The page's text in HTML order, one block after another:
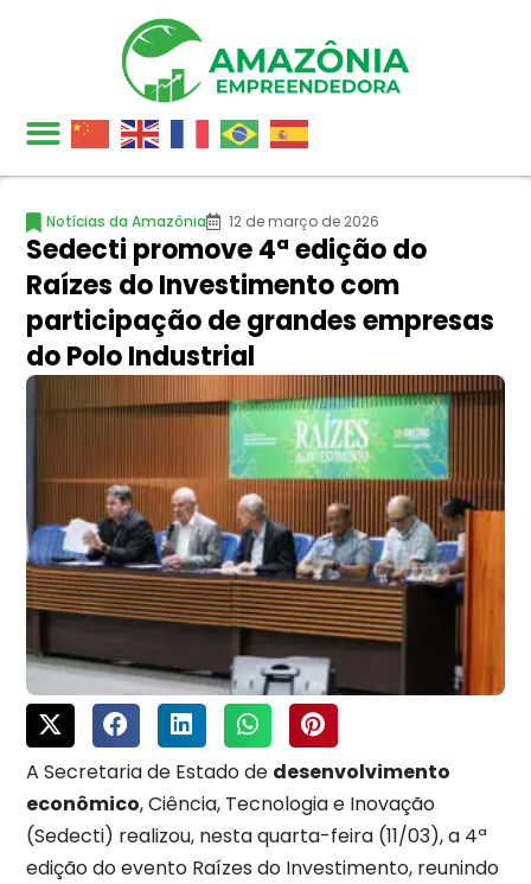
Notícias da Amazônia 12 de março de 2026
Sedecti promove 4ª edição do
Raízes do Investimento com
participação de grandes empresas
do Polo Industrial
A Secretaria de Estado de desenvolvimento
econômico, Ciência, Tecnologia e Inovação
(Sedecti) realizou, nesta quarta-feira (11/03), a 4ª
edição do evento Raízes do Investimento, reunindo